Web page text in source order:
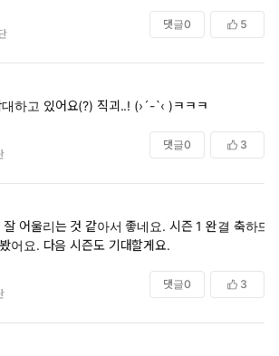
댓글0 5
하고 있어요(?) 직괴..! (›´-`‹ )ㅋㅋㅋ
댓글0 3
어울리는 것 같아서 좋네요. 시즌 1 완결 축하드
어요. 다음 시즌도 기대할게요.
댓글0 3